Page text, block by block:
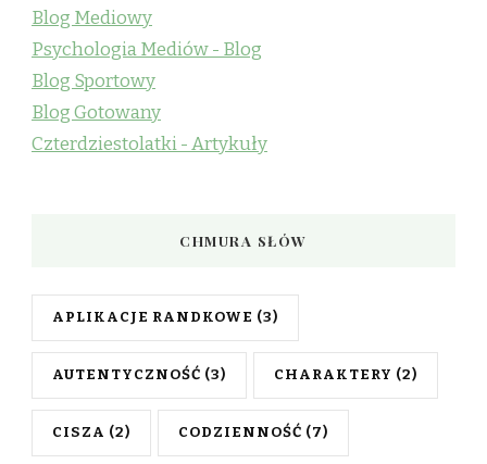
Blog Mediowy
Psychologia Mediów - Blog
Blog Sportowy
Blog Gotowany
Czterdziestolatki - Artykuły
CHMURA SŁÓW
APLIKACJE RANDKOWE (3)
AUTENTYCZNOŚĆ (3) CHARAKTERY (2)
CISZA (2) CODZIENNOŚĆ (7)